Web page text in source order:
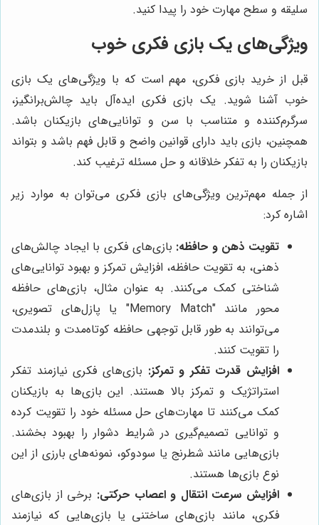
سلیقه و سطح مهارت خود را پیدا کنید.
ویژگی‌های یک بازی فکری خوب
قبل از خرید بازی فکری، مهم است که با ویژگی‌های یک بازی
خوب آشنا شوید. یک بازی فکری ایده‌آل باید چالش‌برانگیز،
سرگرم‌کننده و متناسب با سن و توانایی‌های بازیکنان باشد.
همچنین، بازی باید دارای قوانین واضح و قابل فهم باشد و بتواند
بازیکنان را به تفکر خلاقانه و حل مسئله ترغیب کند.
از جمله مهم‌ترین ویژگی‌های بازی فکری می‌توان به موارد زیر
اشاره کرد:
تقویت ذهن و حافظه: بازی‌های فکری با ایجاد چالش‌های
ذهنی، به تقویت حافظه، افزایش تمرکز و بهبود توانایی‌های
شناختی کمک می‌کنند. به عنوان مثال، بازی‌های حافظه
محور مانند "Memory Match" یا پازل‌های تصویری،
می‌توانند به طور قابل توجهی حافظه کوتاه‌مدت و بلندمدت
را تقویت کنند.
افزایش قدرت تفکر و تمرکز: بازی‌های فکری نیازمند تفکر
استراتژیک و تمرکز بالا هستند. این بازی‌ها به بازیکنان
کمک می‌کنند تا مهارت‌های حل مسئله خود را تقویت کرده
و توانایی تصمیم‌گیری در شرایط دشوار را بهبود بخشند.
بازی‌هایی مانند شطرنج یا سودوکو، نمونه‌های بارزی از این
نوع بازی‌ها هستند.
افزایش سرعت انتقال و اعصاب حرکتی: برخی از بازی‌های
فکری، مانند بازی‌های ساختنی یا بازی‌هایی که نیازمند